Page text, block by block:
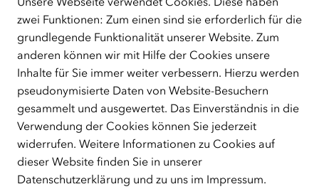
ÜBER UNS
Der Österreichische Integrationsfonds (ÖIF) ist ein Fonds der
Republik Österreich, der Flüchtlinge, subsidiär
Schutzberechtigte, Vertriebene sowie Zuwander/innen als
zentrale Anlaufstelle bei der Integration in Österreich
unterstützt.mehr
FacebookYouTubeInstagramLinkedIn
Über den ÖIF
Der Österreichische Integrationsfonds (ÖIF)
zwei Funktionen: Zum einen sind sie erforderlich für die
grundlegende Funktionalität unserer Website. Zum
anderen können wir mit Hilfe der Cookies unsere
Inhalte für Sie immer weiter verbessern. Hierzu werden
pseudonymisierte Daten von Website-Besuchern
gesammelt und ausgewertet. Das Einverständnis in die
Verwendung der Cookies können Sie jederzeit
widerrufen. Weitere Informationen zu Cookies auf
dieser Website finden Sie in unserer
Datenschutzerklärung und zu uns im Impressum.